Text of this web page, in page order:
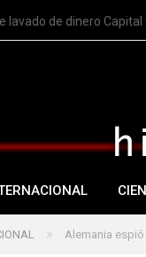
lavado de dinero
» Alemania espió